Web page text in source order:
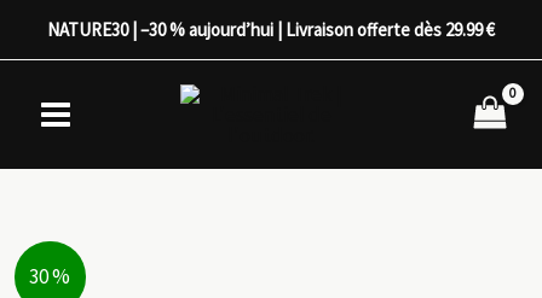
NATURE30 | –30 % aujourd’hui | Livraison offerte dès 29.99 €
30 %